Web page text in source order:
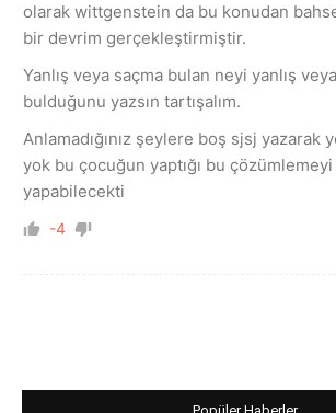
olarak wittgenstein da bu konudan
bir devrim gerçekleştirmiştir.
Yanlış veya saçma bulan neyi yanlış
bulduğunu yazsın tartışalım.
Anlamadığınız şeylere boş sjsj yazarak
yok bu çocuğun yaptığı bu çözümlemeyi
yapabilecekti
-4